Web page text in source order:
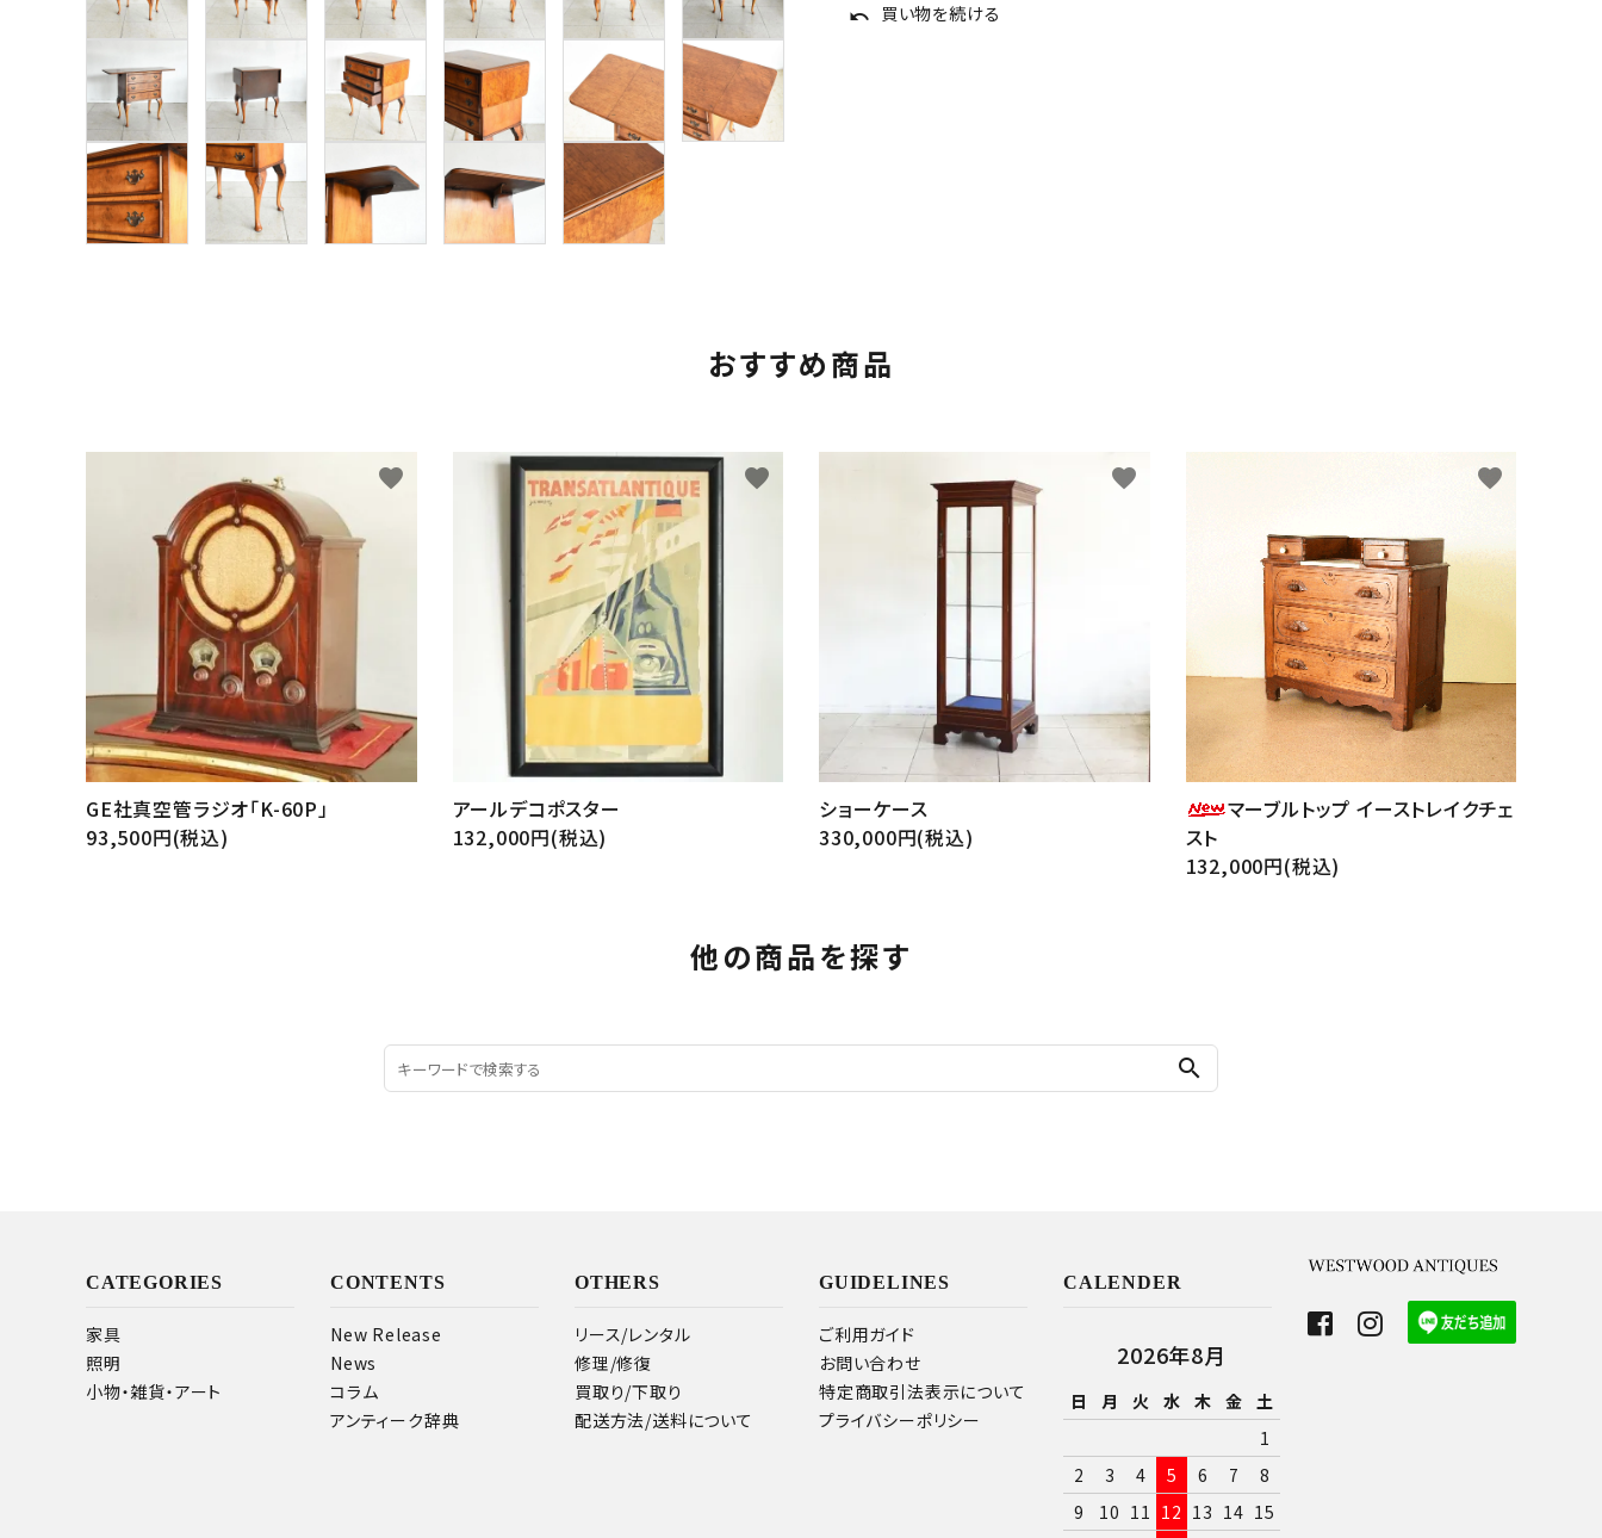
undo 買い物を続ける
おすすめ商品
GE社真空管ラジオ「K-60P」
93,500円(税込)
favorite
アールデコポスター
132,000円(税込)
favorite
ショーケース
330,000円(税込)
favorite
マーブルトップ イーストレイクチェ
スト
132,000円(税込)
favorite
他の商品を探す
search
CATEGORIES
家具
照明
小物・雑貨・アート
CONTENTS
New Release
News
コラム
アンティーク辞典
OTHERS
リース/レンタル
修理/修復
買取り/下取り
配送方法/送料について
GUIDELINES
ご利用ガイド
お問い合わせ
特定商取引法表示について
プライバシーポリシー
CALENDER
2026年8月
日 月 火 水 木 金 土
1
2
3 4 5 6 7
8
9
10 11 12 13 14 15